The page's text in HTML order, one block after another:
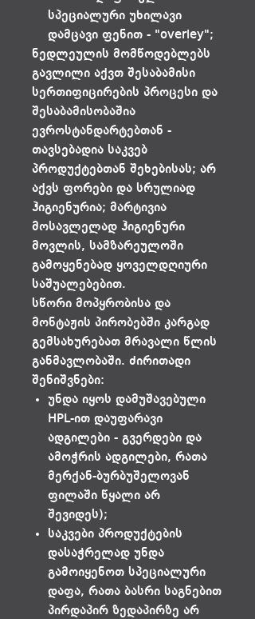
სპეციალური უხილავი
დამცავი ფენით - "overley";
ნედლეულის მომწოდებლებს
გავლილი აქვთ შესაბამისი
სერთიფიცირების პროცესი და
შესაბამისობაშია
ევროსტანდარტებთან -
თავსებადია საკვებ
პროდუქტებთან შეხებისას; არ
აქვს ფორები და სრულიად
ჰიგიენურია; მარტივია
მოსავლელად ჰიგიენური
მოვლის, სამზარეულოში
გამოყენებად ყოველდღიური
საშუალებებით.
სწორი მოპყრობისა და
მონტაჟის პირობებში კარგად
გემსახურებათ მრავალი წლის
განმავლობაში. ძირითადი
შენიშვნები:
უნდა იყოს დამუშავებული
HPL-ით დაუფარავი
ადგილები - გვერდები და
ამოჭრის ადგილები, რათა
მერქან-ბურბუშელოვან
ფილაში წყალი არ
შევიდეს);
საკვები პროდუქტების
დასაჭრელად უნდა
გამოიყენოთ სპეციალური
დაფა, რათა ბასრი საგნებით
პირდაპირ ზედაპირზე არ